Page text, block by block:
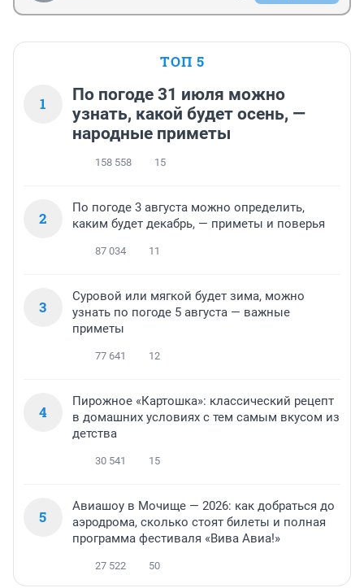
ТОП 5
1
По погоде 31 июля можно
узнать, какой будет осень, —
народные приметы
158 558 15
2
По погоде 3 августа можно определить,
каким будет декабрь, — приметы и поверья
87 034 11
3
Суровой или мягкой будет зима, можно
узнать по погоде 5 августа — важные
приметы
77 641 12
4
Пирожное «Картошка»: классический рецепт
в домашних условиях с тем самым вкусом из
детства
30 541 15
5
Авиашоу в Мочище — 2026: как добраться до
аэродрома, сколько стоят билеты и полная
программа фестиваля «Вива Авиа!»
27 522 50